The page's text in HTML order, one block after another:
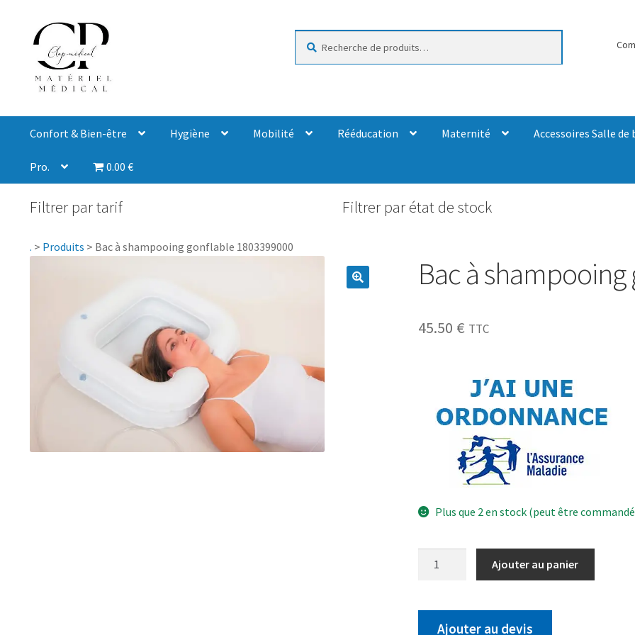
Confort & Bien-être Hygiène Mobilité Rééducation Maternité Accessoires Salle de
Pro. 0.00 €
Filtrer par tarif Filtrer par état de stock
. > Produits > Bac à shampooing gonflable 1803399000
Bac à
45.50 € TTC
Plus que 2 en stock (peut être
Ajouter au panier
Ajouter au devis